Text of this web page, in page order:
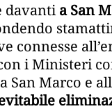
davantia San
connesse
i Ministeri
Marco e